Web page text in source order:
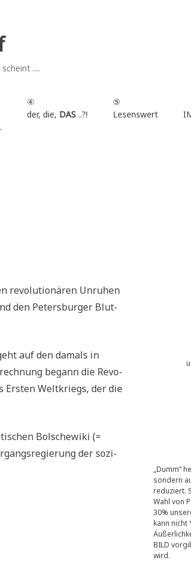
....
④
der, die, DAS..?!
⑤
Lesenswert
revo­lu­tio­nä­ren Unru­hen
den Peters­bur­ger Blut­
auf den damals in
begann die Revo­
Ersten Welt­kriegs, der die
Bol­sche­wi­ki (=
der sozi­
„Dumm“
sondern
reduziert.
Wahl von
30%
kann
BILD
wird.